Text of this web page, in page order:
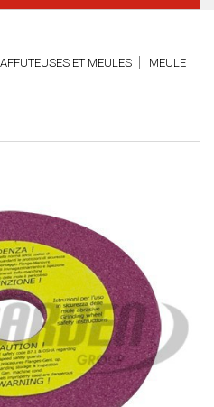
AFFUTEUSES ET MEULES MEULE